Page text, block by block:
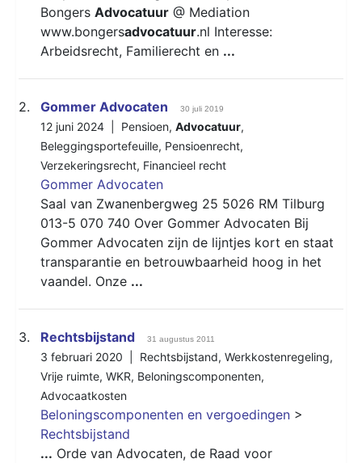
Bongers Advocatuur @ Mediation
www.bongersadvocatuur.nl Interesse:
Arbeidsrecht, Familierecht en ...
2. Gommer Advocaten 30 juli 2019
12 juni 2024 | Pensioen, Advocatuur,
Beleggingsportefeuille, Pensioenrecht,
Verzekeringsrecht, Financieel recht
Gommer Advocaten
Saal van Zwanenbergweg 25 5026 RM Tilburg
013-5 070 740 Over Gommer Advocaten Bij
Gommer Advocaten zijn de lijntjes kort en staat
transparantie en betrouwbaarheid hoog in het
vaandel. Onze ...
3. Rechtsbijstand 31 augustus 2011
3 februari 2020 | Rechtsbijstand, Werkkostenregeling,
Vrije ruimte, WKR, Beloningscomponenten,
Advocaatkosten
Beloningscomponenten en vergoedingen >
Rechtsbijstand
... Orde van Advocaten, de Raad voor